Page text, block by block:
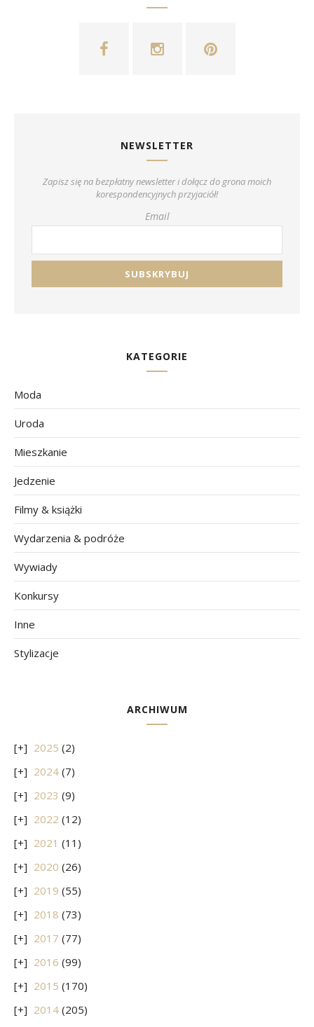
NEWSLETTER
Zapisz się na bezpłatny newsletter i dołącz do grona moich
korespondencyjnych przyjaciół!
Email
KATEGORIE
Moda
Uroda
Mieszkanie
Jedzenie
Filmy & książki
Wydarzenia & podróże
Wywiady
Konkursy
Inne
Stylizacje
ARCHIWUM
2025 (2)
2024 (7)
2023 (9)
2022 (12)
2021 (11)
2020 (26)
2019 (55)
2018 (73)
2017 (77)
2016 (99)
2015 (170)
2014 (205)